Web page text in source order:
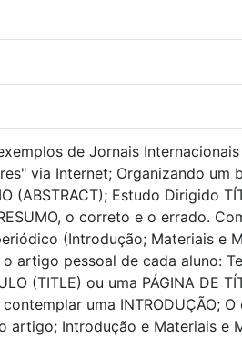
de Jornais
via Internet; Organizando
(ABSTRACT); Estudo Dirigido
o correto e o errado.
(Introdução; Materiais e
artigo pessoal de cada aluno:
(TITLE) ou uma PÁGINA DE
uma INTRODUÇÃO;
o artigo; Introdução e Materiais